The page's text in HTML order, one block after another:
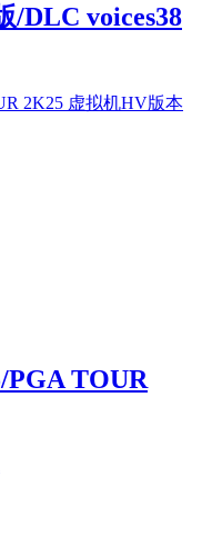
/DLC voices38
PGA TOUR